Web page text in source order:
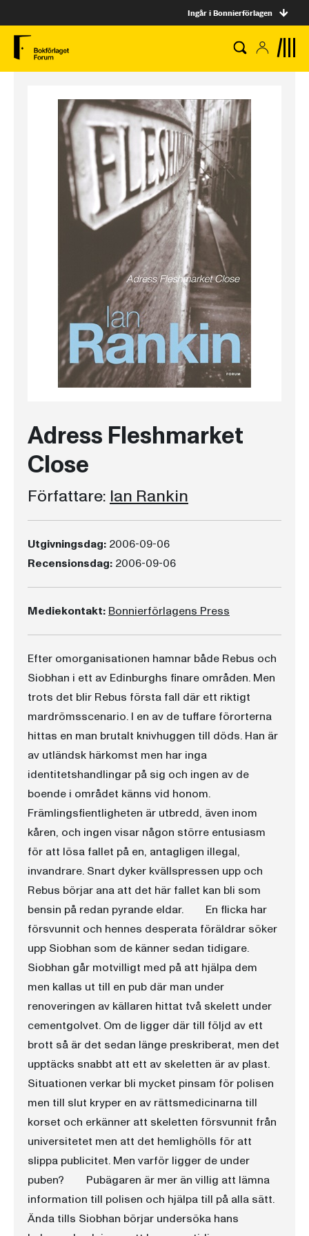
Ingår i Bonnierförlagen
Adress Fleshmarket
Close
Författare: Ian Rankin
Utgivningsdag: 2006-09-06
Recensionsdag: 2006-09-06
Mediekontakt: Bonnierförlagens Press
Efter omorganisationen hamnar både Rebus och
Siobhan i ett av Edinburghs finare områden. Men
trots det blir Rebus första fall där ett riktigt
mardrömsscenario. I en av de tuffare förorterna
hittas en man brutalt knivhuggen till döds. Han är
av utländsk härkomst men har inga
identitetshandlingar på sig och ingen av de
boende i området känns vid honom.
Främlingsfientligheten är utbredd, även inom
kåren, och ingen visar någon större entusiasm
för att lösa fallet på en, antagligen illegal,
invandrare. Snart dyker kvällspressen upp och
Rebus börjar ana att det här fallet kan bli som
bensin på redan pyrande eldar. En flicka har
försvunnit och hennes desperata föräldrar söker
upp Siobhan som de känner sedan tidigare.
Siobhan går motvilligt med på att hjälpa dem
men kallas ut till en pub där man under
renoveringen av källaren hittat två skelett under
cementgolvet. Om de ligger där till följd av ett
brott så är det sedan länge preskriberat, men det
upptäcks snabbt att ett av skeletten är av plast.
Situationen verkar bli mycket pinsam för polisen
men till slut kryper en av rättsmedicinarna till
korset och erkänner att skeletten försvunnit från
universitetet men att det hemlighölls för att
slippa publicitet. Men varför ligger de under
puben? Pubägaren är mer än villig att lämna
information till polisen och hjälpa till på alla sätt.
Ända tills Siobhan börjar undersöka hans